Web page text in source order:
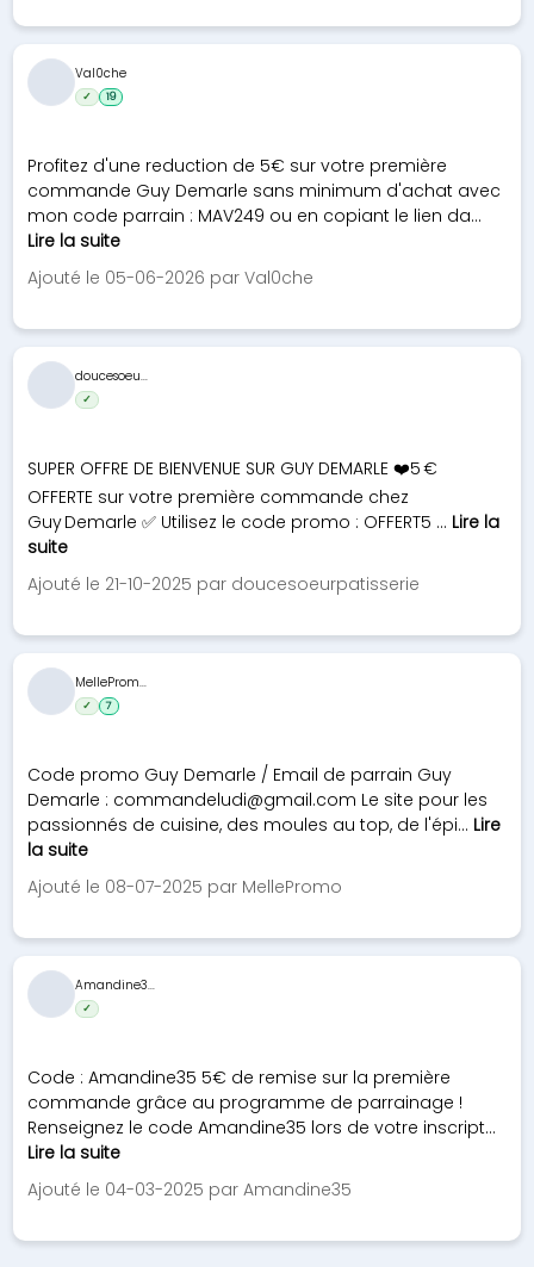
Profitez d'une reduction de 5€ sur votre première
commande Guy Demarle sans minimum d'achat avec
mon code parrain : MAV249 ou en copiant le lien da...
Lire la suite
Ajouté le 05-06-2026 par Val0che
Val0che
✓ 19
SUPER OFFRE DE BIENVENUE SUR GUY DEMARLE ❤️5 €
OFFERTE sur votre première commande chez
Guy Demarle ✅ Utilisez le code promo : OFFERT5 ... Lire la
suite
Ajouté le 21-10-2025 par doucesoeurpatisserie
doucesoeu...
✓
Code promo Guy Demarle / Email de parrain Guy
Demarle : commandeludi@gmail.com Le site pour les
passionnés de cuisine, des moules au top, de l'épi... Lire
la suite
Ajouté le 08-07-2025 par MellePromo
MelleProm...
✓ 7
Code : Amandine35 5€ de remise sur la première
commande grâce au programme de parrainage !
Renseignez le code Amandine35 lors de votre inscript...
Lire la suite
Ajouté le 04-03-2025 par Amandine35
Amandine3...
✓